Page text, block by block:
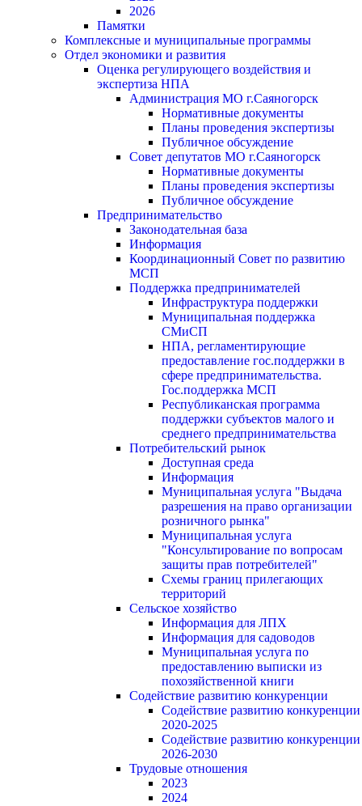
2026
Памятки
Комплексные и муниципальные программы
Отдел экономики и развития
Оценка регулирующего воздействия и
экспертиза НПА
Администрация МО г.Саяногорск
Нормативные документы
Планы проведения экспертизы
Публичное обсуждение
Совет депутатов МО г.Саяногорск
Нормативные документы
Планы проведения экспертизы
Публичное обсуждение
Предпринимательство
Законодательная база
Информация
Координационный Совет по развитию
МСП
Поддержка предпринимателей
Инфраструктура поддержки
Муниципальная поддержка
СМиСП
НПА, регламентирующие
предоставление гос.поддержки в
сфере предпринимательства.
Гос.поддержка МСП
Республиканская программа
поддержки субъектов малого и
среднего предпринимательства
Потребительский рынок
Доступная среда
Информация
Муниципальная услуга "Выдача
разрешения на право организации
розничного рынка"
Муниципальная услуга
"Консультирование по вопросам
защиты прав потребителей"
Схемы границ прилегающих
территорий
Сельское хозяйство
Информация для ЛПХ
Информация для садоводов
Муниципальная услуга по
предоставлению выписки из
похозяйственной книги
Содействие развитию конкуренции
Содействие развитию конкуренции
2020-2025
Содействие развитию конкуренции
2026-2030
Трудовые отношения
2023
2024